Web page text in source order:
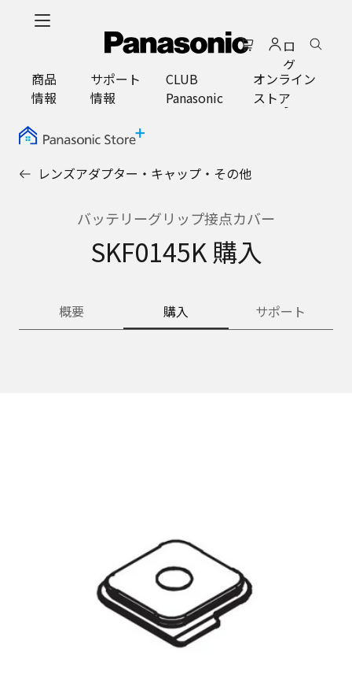
ロ
グ
イ
ン
商品
情報
サポート
情報
CLUB
Panasonic
オンライン
ストア
レンズアダプター・キャップ・その他
バッテリーグリップ接点カバー
SKF0145K 購入
概要 購入 サポート